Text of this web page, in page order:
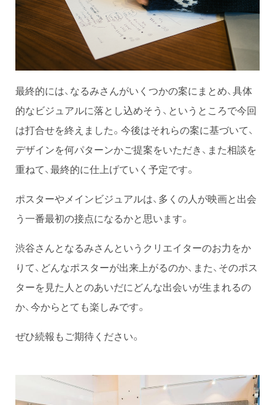
最終的には、なるみさんがいくつかの案にまとめ、具体
的なビジュアルに落とし込めそう、というところで今回
は打合せを終えました。今後はそれらの案に基づいて、
デザインを何パターンかご提案をいただき、また相談を
重ねて、最終的に仕上げていく予定です。
ポスターやメインビジュアルは、多くの人が映画と出会
う一番最初の接点になるかと思います。
渋谷さんとなるみさんというクリエイターのお力をか
りて、どんなポスターが出来上がるのか、また、そのポス
ターを見た人とのあいだにどんな出会いが生まれるの
か、今からとても楽しみです。
ぜひ続報もご期待ください。